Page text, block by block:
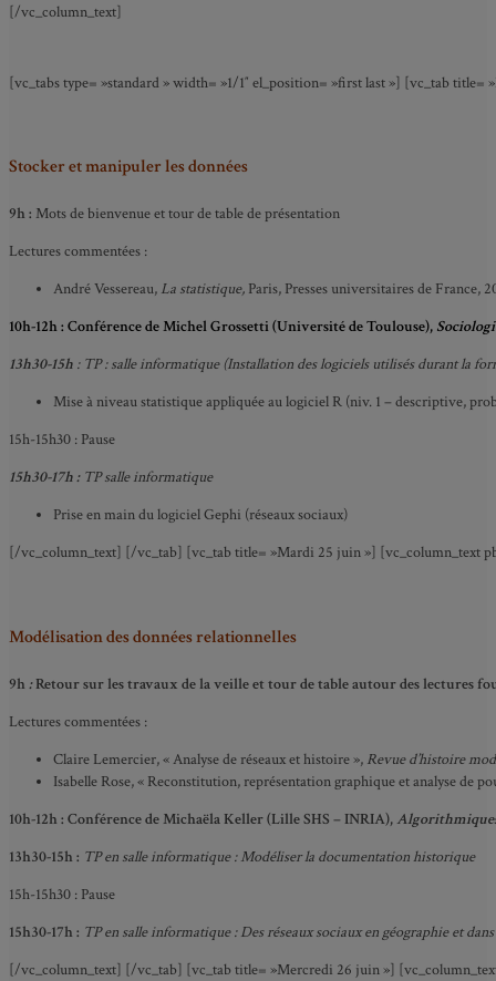
[/vc_column_text]
[vc_tabs type= »standard » width= »1/1″ el_position= »first last »] [vc_tab
Stocker et manipuler les données
9h : Mots de bienvenue et tour de table de présentation
Lectures commentées :
André Vessereau, La statistique, Paris, Presses universitaires de France,
10h-12h : Conférence de Michel Grossetti (Université de Toulouse),
13h30-15h : TP : salle informatique (Installation des logiciels utilisés durant la
Mise à niveau statistique appliquée au logiciel R (niv. 1 – descriptive,
15h-15h30 : Pause
15h30-17h :TP salle informatique
Prise en main du logiciel Gephi (réseaux sociaux)
[/vc_column_text] [/vc_tab] [vc_tab title= »Mardi 25 juin »] [vc_column_text
Modélisation des données relationnelles
9h:Retour sur les travaux de la veille et tour de table autour des lectures
Lectures commentées :
Claire Lemercier, « Analyse de réseaux et histoire », Revue d’histoire
Isabelle Rose, « Reconstitution, représentation graphique et analyse de
10h-12h : Conférence de Michaëla Keller (Lille SHS – INRIA), Algorithmiques
13h30-15h : TP en salle informatique :Modéliser la documentation historique
15h-15h30 : Pause
15h30-17h : TP en salle informatique :Des réseaux sociaux en géographie et
[/vc_column_text] [/vc_tab] [vc_tab title= »Mercredi 26 juin »]